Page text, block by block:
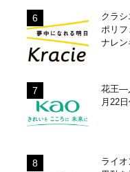
クラ
ポリ
ナレン
花王―
月22
ライ